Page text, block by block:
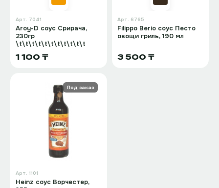
Арт. 7041
Aroy-D соус Срирача,
230гр
\t\t\t\t\t\t\t\t\t\t\t
1 100 ₸
Арт. 6765
Filippo Berio соус Песто
овощи гриль, 190 мл
3 500 ₸
Под заказ
Арт. 1101
Heinz соус Ворчестер,